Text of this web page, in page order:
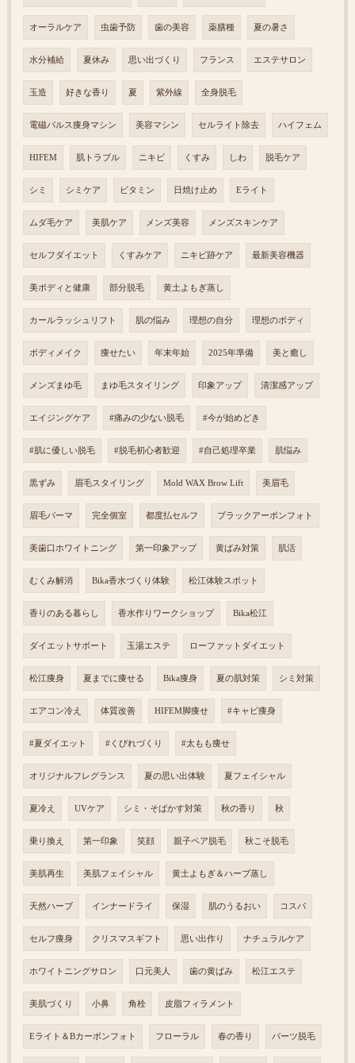
オーラルケア 虫歯予防 歯の美容 薬膳種 夏の暑さ
水分補給 夏休み 思い出づくり フランス エステサロン
玉造 好きな香り 夏 紫外線 全身脱毛
電磁パルス痩身マシン 美容マシン セルライト除去 ハイフェム
HIFEM 肌トラブル ニキビ くすみ しわ 脱毛ケア
シミ シミケア ビタミン 日焼け止め Eライト
ムダ毛ケア 美肌ケア メンズ美容 メンズスキンケア
セルフダイエット くすみケア ニキビ跡ケア 最新美容機器
美ボディと健康 部分脱毛 黄土よもぎ蒸し
カールラッシュリフト 肌の悩み 理想の自分 理想のボディ
ボディメイク 痩せたい 年末年始 2025年準備 美と癒し
メンズまゆ毛 まゆ毛スタイリング 印象アップ 清潔感アップ
エイジングケア #痛みの少ない脱毛 #今が始めどき
#肌に優しい脱毛 #脱毛初心者歓迎 #自己処理卒業 肌悩み
黒ずみ 眉毛スタイリング Mold WAX Brow Lift 美眉毛
眉毛パーマ 完全個室 都度払セルフ ブラックアーボンフォト
美歯口ホワイトニング 第一印象アップ 黄ばみ対策 肌活
むくみ解消 Bika香水づくり体験 松江体験スポット
香りのある暮らし 香水作りワークショップ Bika松江
ダイエットサポート 玉湯エステ ローファットダイエット
松江痩身 夏までに痩せる Bika痩身 夏の肌対策 シミ対策
エアコン冷え 体質改善 HIFEM脚痩せ #キャビ痩身
#夏ダイエット #くびれづくり #太もも痩せ
オリジナルフレグランス 夏の思い出体験 夏フェイシャル
夏冷え UVケア シミ・そばかす対策 秋の香り 秋
乗り換え 第一印象 笑顔 親子ペア脱毛 秋こそ脱毛
美肌再生 美肌フェイシャル 黄土よもぎ＆ハーブ蒸し
天然ハーブ インナードライ 保湿 肌のうるおい コスパ
セルフ痩身 クリスマスギフト 思い出作り ナチュラルケア
ホワイトニングサロン 口元美人 歯の黄ばみ 松江エステ
美肌づくり 小鼻 角栓 皮脂フィラメント
Eライト＆Bカーボンフォト フローラル 春の香り パーツ脱毛